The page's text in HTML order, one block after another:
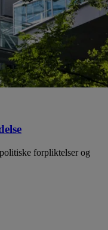
forpliktelser og